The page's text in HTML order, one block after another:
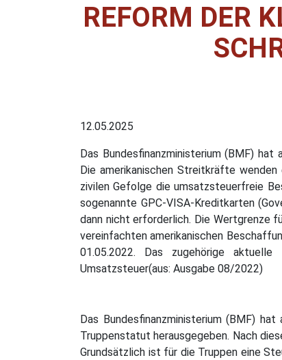
REFORM DER
12.05.2025
Das Bundesfinanzministerium (BMF)
Die amerikanischen Streitkräfte
zivilen Gefolge die umsatzsteuerfreie
sogenannte GPC-VISA-Kreditkarten
dann nicht erforderlich. Die Wertgrenze
vereinfachten amerikanischen
01.05.2022. Das zugehörige
Umsatzsteuer(aus: Ausgabe 08/2022)
Das Bundesfinanzministerium (BMF)
Truppenstatut herausgegeben. Nach
Grundsätzlich ist für die Truppen eine